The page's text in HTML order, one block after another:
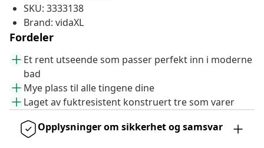
SKU: 3333138
Brand: vidaXL
Fordeler
Et rent utseende som passer perfekt inn i moderne
bad
Mye plass til alle tingene dine
Laget av fuktresistent konstruert tre som varer
Opplysninger om sikkerhet og samsvar